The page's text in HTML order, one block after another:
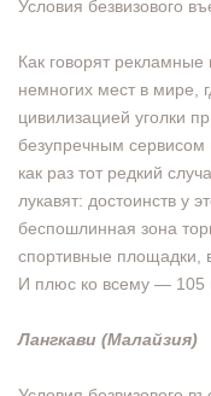
Условия безвизового
Как говорят
немногих мест в мире,
цивилизацией уголки
безупречным сервисом
как раз тот редкий
лукавят: достоинств у
беспошлинная зона
спортивные площадки,
И плюс ко всему — 105
Лангкави (Малайзия)